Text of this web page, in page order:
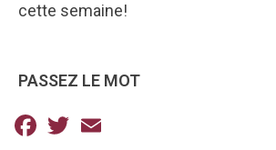
cette semaine!
PASSEZ LE MOT
Facebook
Twitter